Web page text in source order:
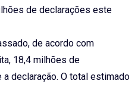
de declarações este
de acordo com
18,4 milhões de
declaração. O total estimado